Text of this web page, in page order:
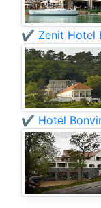
✔️ Zenit Hotel
✔️ Hotel